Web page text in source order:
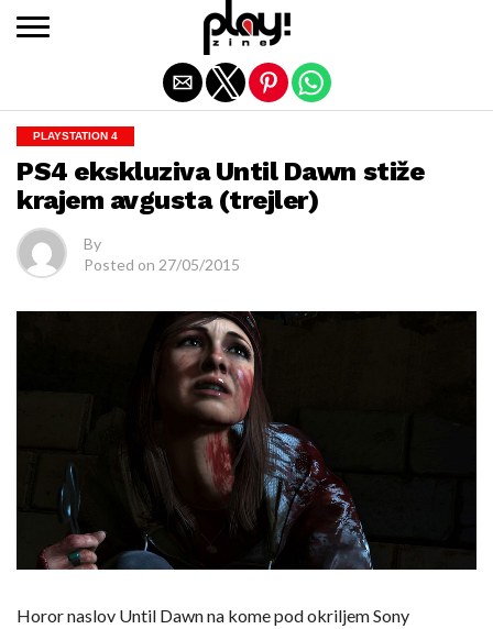
PLAYSTATION 4
PS4 ekskluziva Until Dawn stiže
krajem avgusta (trejler)
By
Posted on 27/05/2015
Horor naslov Until Dawn na kome pod okriljem Sony
Exit mobile version